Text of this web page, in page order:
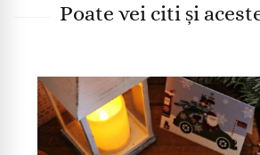
Poate vei citi și